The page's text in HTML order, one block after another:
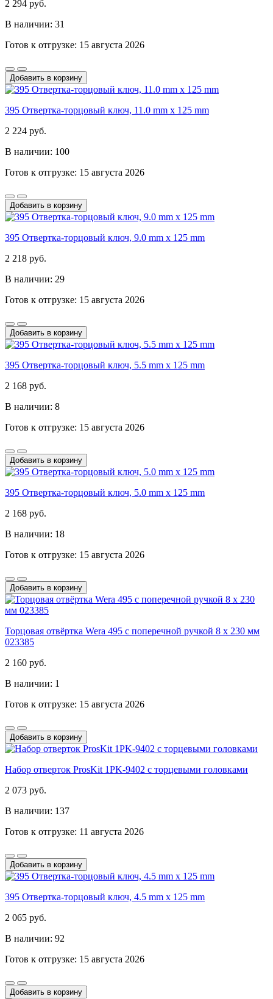
2 294 руб.
В наличии: 31
Готов к отгрузке: 15 августа 2026
Добавить в корзину
395 Отвертка-торцовый ключ, 11.0 mm x 125 mm
2 224 руб.
В наличии: 100
Готов к отгрузке: 15 августа 2026
Добавить в корзину
395 Отвертка-торцовый ключ, 9.0 mm x 125 mm
2 218 руб.
В наличии: 29
Готов к отгрузке: 15 августа 2026
Добавить в корзину
395 Отвертка-торцовый ключ, 5.5 mm x 125 mm
2 168 руб.
В наличии: 8
Готов к отгрузке: 15 августа 2026
Добавить в корзину
395 Отвертка-торцовый ключ, 5.0 mm x 125 mm
2 168 руб.
В наличии: 18
Готов к отгрузке: 15 августа 2026
Добавить в корзину
Торцовая отвёртка Wera 495 с поперечной ручкой 8 x 230 мм
023385
2 160 руб.
В наличии: 1
Готов к отгрузке: 15 августа 2026
Добавить в корзину
Набор отверток ProsKit 1PK-9402 с торцевыми головками
2 073 руб.
В наличии: 137
Готов к отгрузке: 11 августа 2026
Добавить в корзину
395 Отвертка-торцовый ключ, 4.5 mm x 125 mm
2 065 руб.
В наличии: 92
Готов к отгрузке: 15 августа 2026
Добавить в корзину